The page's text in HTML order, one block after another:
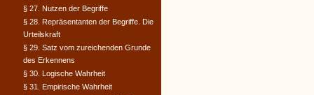
§ 27. Nutzen der Begriffe
§ 28. Repräsentanten der Begriffe. Die
Urteilskraft
§ 29. Satz vom zureichenden Grunde
des Erkennens
§ 30. Logische Wahrheit
§ 31. Empirische Wahrheit